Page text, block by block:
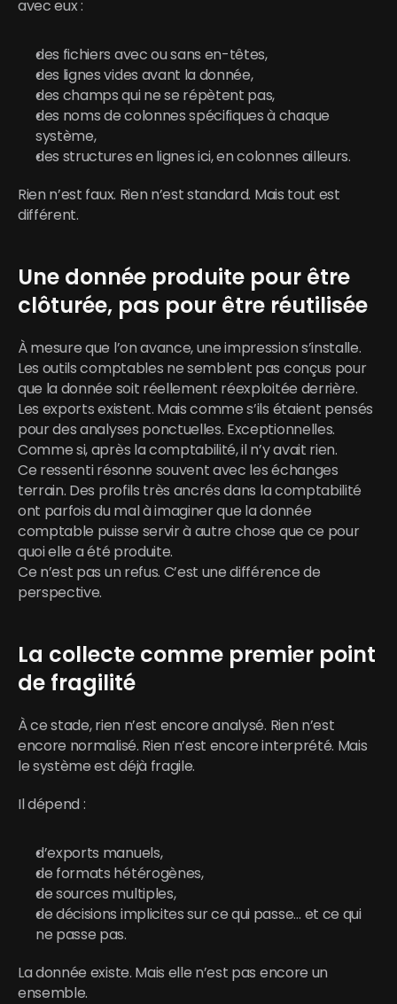
avec eux :
des fichiers avec ou sans en-têtes,
des lignes vides avant la donnée,
des champs qui ne se répètent pas,
des noms de colonnes spécifiques à chaque
système,
des structures en lignes ici, en colonnes ailleurs.
Rien n’est faux. Rien n’est standard. Mais tout est
différent.
Une donnée produite pour être
clôturée, pas pour être réutilisée
À mesure que l’on avance, une impression s’installe.
Les outils comptables ne semblent pas conçus pour
que la donnée soit réellement réexploitée derrière.
Les exports existent. Mais comme s’ils étaient pensés
pour des analyses ponctuelles. Exceptionnelles.
Comme si, après la comptabilité, il n’y avait rien.
Ce ressenti résonne souvent avec les échanges
terrain. Des profils très ancrés dans la comptabilité
ont parfois du mal à imaginer que la donnée
comptable puisse servir à autre chose que ce pour
quoi elle a été produite.
Ce n’est pas un refus. C’est une différence de
perspective.
La collecte comme premier point
de fragilité
À ce stade, rien n’est encore analysé. Rien n’est
encore normalisé. Rien n’est encore interprété. Mais
le système est déjà fragile.
Il dépend :
d’exports manuels,
de formats hétérogènes,
de sources multiples,
de décisions implicites sur ce qui passe… et ce qui
ne passe pas.
La donnée existe. Mais elle n’est pas encore un
ensemble.